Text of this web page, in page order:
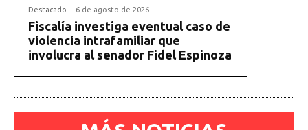
Destacado 6 de agosto de 2026
Fiscalía investiga eventual caso de
violencia intrafamiliar que
involucra al senador Fidel Espinoza